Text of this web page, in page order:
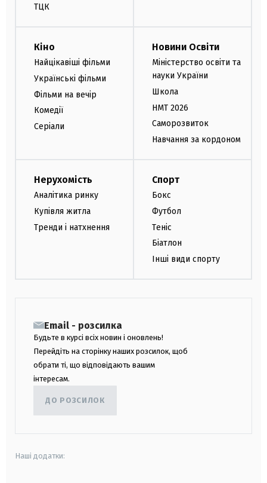
ТЦК
Кіно
Найцікавіші фільми
Українські фільми
Фільми на вечір
Комедії
Серіали
Новини Освіти
Міністерство освіти та
науки України
Школа
НМТ 2026
Саморозвиток
Навчання за кордоном
Нерухомість
Аналітика ринку
Купівля житла
Тренди і натхнення
Спорт
Бокс
Футбол
Теніс
Біатлон
Інші види спорту
Email - розсилка
Будьте в курсі всіх новин і оновлень!
Перейдіть на сторінку наших розсилок, щоб
обрати ті, що відповідають вашим
інтересам.
ДО РОЗСИЛОК
Наші додатки: